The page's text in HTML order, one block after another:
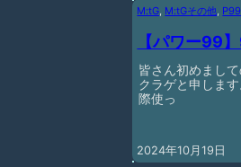
M:tG, M:tGその他, P99
【パワー99
皆さん初めまし
クラゲと申しま
際使っ
2024年10月19日